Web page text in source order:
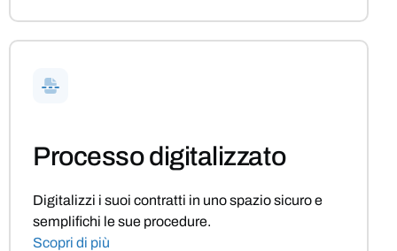
Processo digitalizzato
Digitalizzi i suoi contratti in uno spazio sicuro e
semplifichi le sue procedure.
Scopri di più